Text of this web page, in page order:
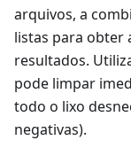
arquivos, a
listas para obter
resultados.
pode limpar
todo o lixo
negativas).